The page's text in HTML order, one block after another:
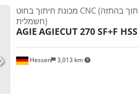
Hessen 3,013 km
מכונת חיתוך בחוט CNC (חיתוך בהתזה
חשמלית)
AGIE AGIECUT 270 SF+F HSS